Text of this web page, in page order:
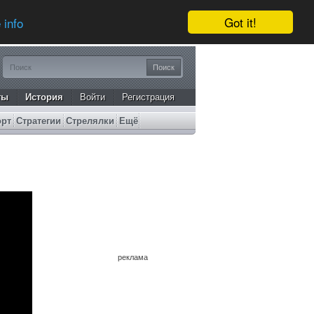
Got it!
info
История Войти Регистрация
Стратегии Стрелялки Ещё
реклама